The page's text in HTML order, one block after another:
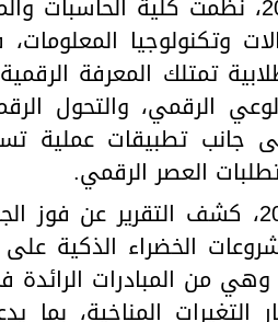
وتكنولوجيا
تمتلك المعرفة
الرقمي، والتحول
إلى جانب تطبيقات
العصر الرقمي.
وفي 27 سبتمبر 2024، كشف
الخضراء الذكية
وهي من المبادرات